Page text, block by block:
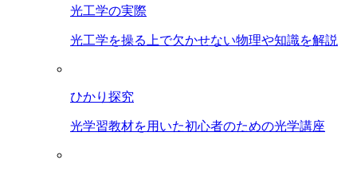
光工学の実際
光工学を操る上で欠かせない物理や知識を解説
ひかり探究
光学習教材を用いた初心者のための光学講座